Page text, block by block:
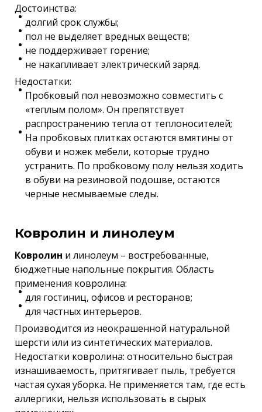
Достоинства:
долгий срок службы;
пол не выделяет вредных веществ;
не поддерживает горение;
не накапливает электрический заряд.
Недостатки:
Пробковый пол невозможно совместить с
«теплым полом». Он препятствует
распространению тепла от теплоносителей;
На пробковых плитках остаются вмятины от
обуви и ножек мебели, которые трудно
устранить. По пробковому полу нельзя ходить
в обуви на резиновой подошве, остаются
черные несмываемые следы.
Ковролин и линолеум
Ковролин и линолеум – востребованные,
бюджетные напольные покрытия. Область
применения ковролина:
для гостиниц, офисов и ресторанов;
для частных интерьеров.
Производится из неокрашенной натуральной
шерсти или из синтетических материалов.
Недостатки ковролина: относительно быстрая
изнашиваемость, притягивает пыль, требуется
частая сухая уборка. Не применяется там, где есть
аллергики, нельзя использовать в сырых